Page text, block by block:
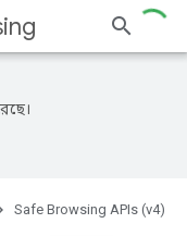
Safe Browsing APIs (v4)